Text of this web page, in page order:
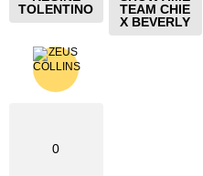
TOLENTINO
TEAM CHIE
X BEVERLY
0